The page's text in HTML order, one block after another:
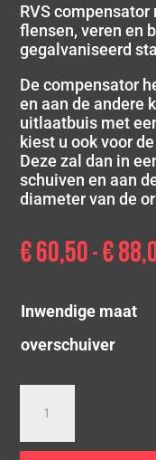
RVS
flensen, veren en
gegalvaniseerd
De compensator
en aan de andere
uitlaatbuis met
kiest u ook voor
Deze zal dan in
schuiven en aan
diameter van de
€60,50 - €
Inwendige maat
overschuiver
Compensator